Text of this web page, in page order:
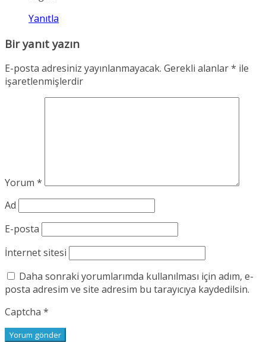
Yanıtla
Bir yanıt yazın
E-posta adresiniz yayınlanmayacak. Gerekli alanlar* ile
işaretlenmişlerdir
Yorum *
Ad
E-posta
İnternet sitesi
Daha sonraki yorumlarımda kullanılması için adım, e-
posta adresim ve site adresim bu tarayıcıya kaydedilsin.
Captcha *